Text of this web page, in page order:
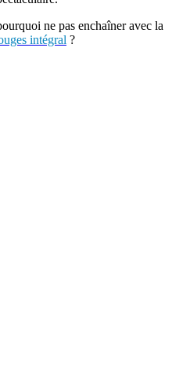
ne pas enchaîner avec la
intégral ?